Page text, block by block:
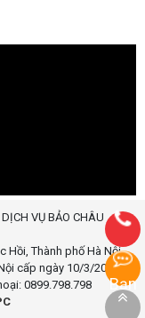
Bạn
VỤ BẢO CHÂU
Hồi, Thành phố Hà Nội
cấp ngày 10/3/2020
0899.798.798